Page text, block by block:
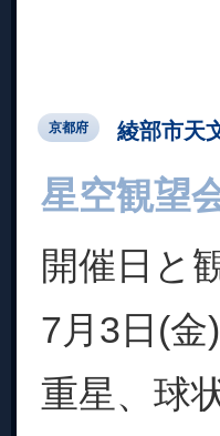
京都府 綾部市天
星空観望
開催日と
7月3日(
重星、球